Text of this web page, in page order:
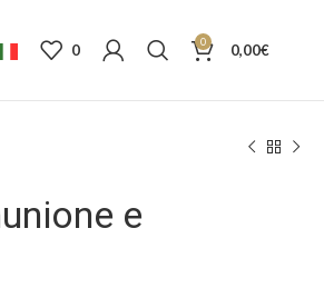
0 0 0,00€
e